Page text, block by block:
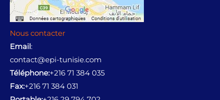
Nous contacter
Email:
contact@epi-tunisie.com
Téléphone:+216 71 384 035
Fax:+216 71 384 031